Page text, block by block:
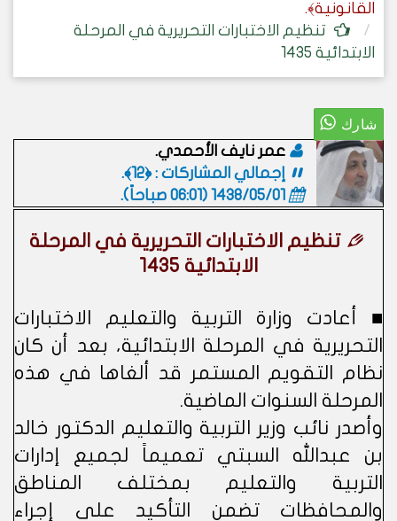
القانونية﴾.
تنظيم الاختبارات التحريرية في المرحلة
الابتدائية 1435
عمر نايف الأحمدي.
إجمالي المشاركات : ﴿12﴾.
1438/05/01 (06:01 صباحاً)
.
تنظيم الاختبارات التحريرية في المرحلة
الابتدائية 1435
■ أعادت وزارة التربية والتعليم الاختبارات
التحريرية في المرحلة الابتدائية، بعد أن كان
نظام التقويم المستمر قد ألغاها في هذه
المرحلة السنوات الماضية.
وأصدر نائب وزير التربية والتعليم الدكتور خالد
بن عبدالله السبتي تعميماً لجميع إدارات
التربية والتعليم بمختلف المناطق
والمحافظات تضمن التأكيد على إجراء